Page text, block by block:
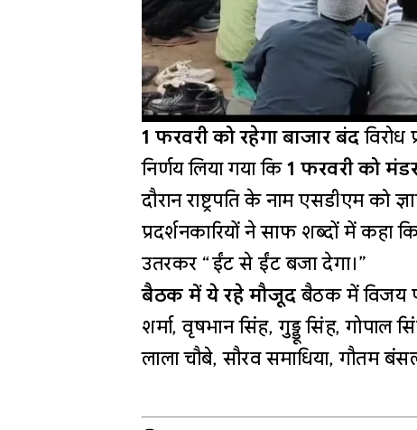
1 फरवरी को रहेगा बाजार बंद
निर्णय लिया गया कि1 फरवरी को
दौरान राष्ट्रपति के नाम एसडीएम को
प्रदर्शनकारियों ने साफ शब्दों में कहा
उतरकर “ईंट से ईंट बजा देगा।”
बैठक में ये रहे मौजूदबैठक में विजय
शर्मा, वृषभान सिंह, गुड्डू सिंह, गोपाल
लाला चौबे, सौरव समाधिया, गौतम